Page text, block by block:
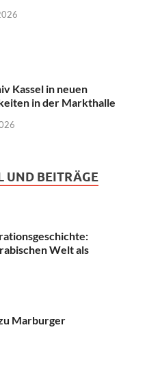
Kassel in neuen
in der Markthalle
UND BEITRÄGE
Welt als
Marburger